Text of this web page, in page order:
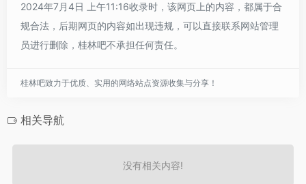
2024年7月4日 上午11:16收录时，该网页上的内容，都属于合
规合法，后期网页的内容如出现违规，可以直接联系网站管理
员进行删除，桂林吧不承担任何责任。
桂林吧致力于优质、实用的网络站点资源收集与分享！
相关导航
没有相关内容!